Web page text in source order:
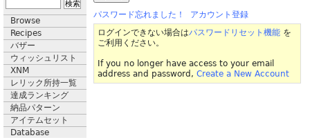
Browse
Recipes
バザー
ウィッシュリスト
XNM
レリック所持一覧
達成ランキング
納品パターン
アイテムセット
Database
パスワード忘れました！
アカウント登録
ログインできない場合はパスワードリセット機能 を
ご利用ください。
If you no longer have access to your email
address and password, Create a New Account